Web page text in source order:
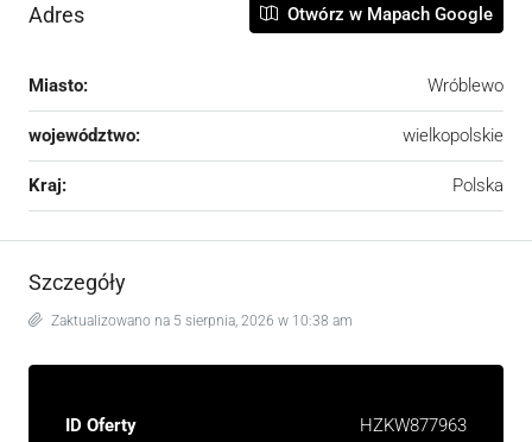
Adres Otwórz w Mapach Google
Miasto: Wróblewo
województwo: wielkopolskie
Kraj: Polska
Szczegóły
Zaktualizowano na 5 sierpnia, 2026 w 10:38 am
ID Oferty HZKW877963